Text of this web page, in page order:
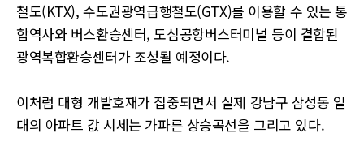
철도(KTX), 수도권광역급행철도(GTX)를 이용할 수 있는 통
합역사와 버스환승센터, 도심공항버스터미널 등이 결합된
광역복합환승센터가 조성될 예정이다.
이처럼 대형 개발호재가 집중되면서 실제 강남구 삼성동 일
대의 아파트 값 시세는 가파른 상승곡선을 그리고 있다.